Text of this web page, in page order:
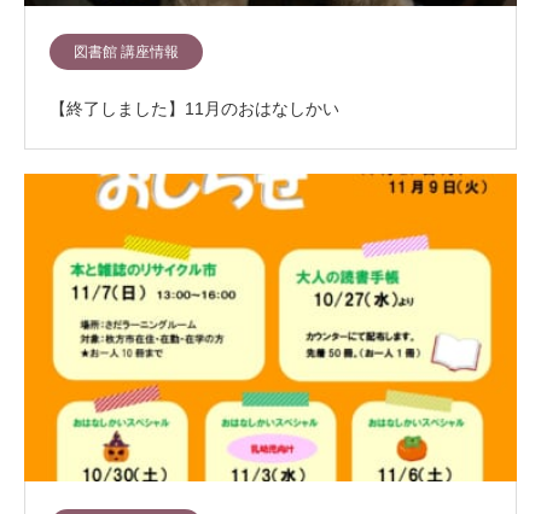
図書館 講座情報
【終了しました】11月のおはなしかい